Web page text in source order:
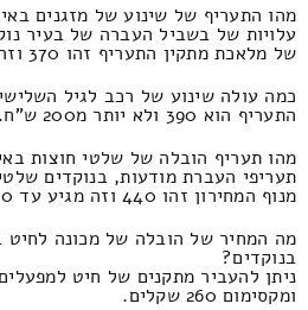
מהו התעריף של שינוע של מזגנים
עלויות של בשביל העברה של בעיר
של מלאכת מתקין התעריף זהו 370 וזה מגיע עד 170 שקל.
כמה עולה שינוע של רכב לגיל
התעריף הוא 390 ולא יותר מ200 ש"ח.
מהו תעריף הובלה של שלטי חוצות
מנוף המחירון זהו 440 וזה מגיע עד 200 שקל חדש.
מה המחיר של הובלה של מכונה לחיט
בנוקדים?
ומקסימום 260 שקלים.